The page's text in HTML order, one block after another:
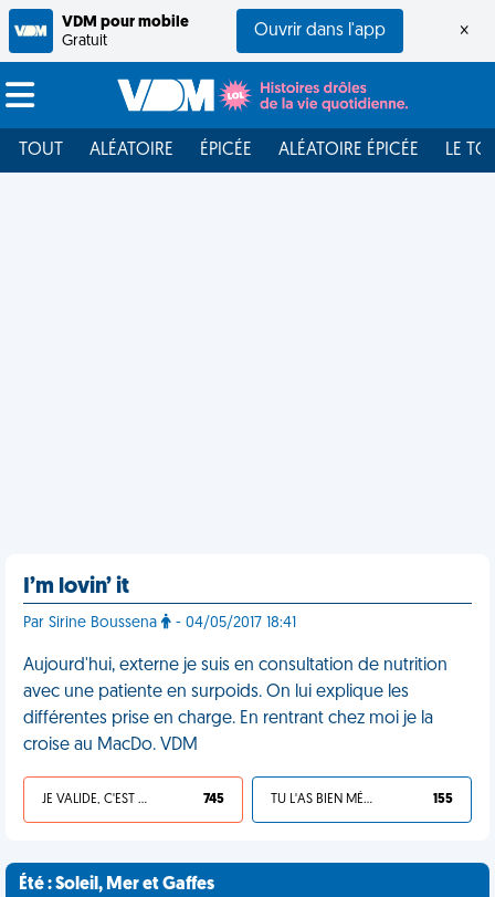
VDM pour mobile
Gratuit
Ouvrir dans l'app ×
TOUT ALÉATOIRE ÉPICÉE ALÉATOIRE ÉPICÉE LE
I’m lovin’ it
Par Sirine Boussena - 04/05/2017 18:41
Aujourd'hui, externe je suis en consultation de nutrition
avec une patiente en surpoids. On lui explique les
différentes prise en charge. En rentrant chez moi je la
croise au MacDo. VDM
JE VALIDE, C'EST UNE VDM 745 TU L'AS BIEN MÉRITÉ 155
Été : Soleil, Mer et Gaffes